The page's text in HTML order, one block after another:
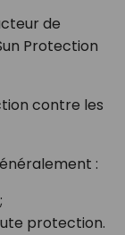
de
Protection
contre les
:
protection.